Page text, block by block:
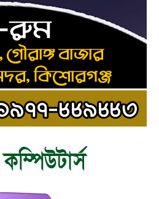
সেটা কোনো ডকুমেন্টারি নয়: ভারপ্রাপ্ত
রাষ্ট্রপতি